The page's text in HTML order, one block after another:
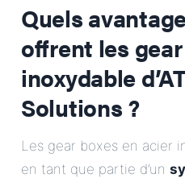
Quels
offrent les
inoxydable
Solutions ?
Les gear boxes en acier
en tant que partie d’un